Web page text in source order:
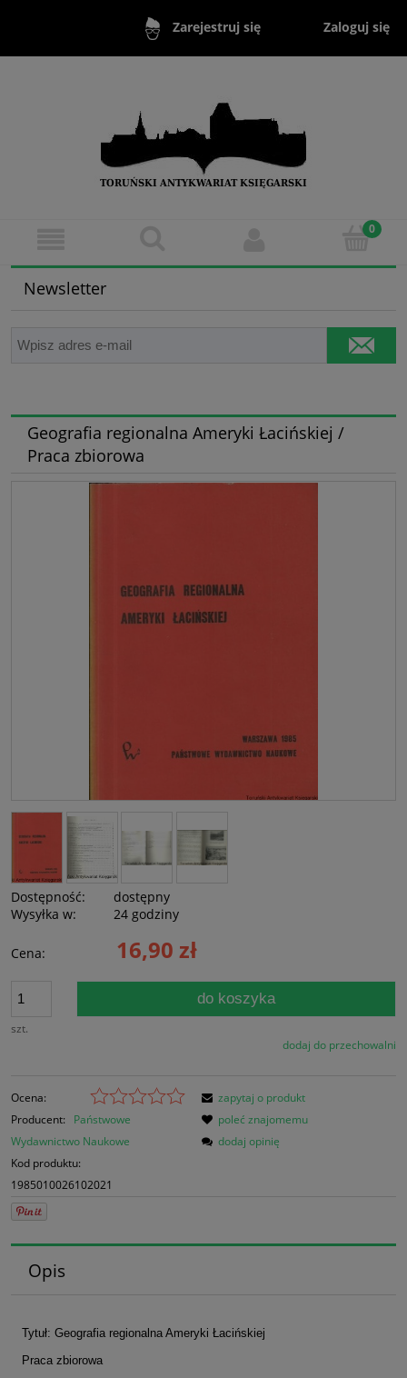
Zarejestruj się Zaloguj się
Newsletter
Geografia regionalna Ameryki Łacińskiej /
Praca zbiorowa
Dostępność:
dostępny
Wysyłka w:
24 godziny
Cena: 16,90 zł
szt.
do koszyka
dodaj do przechowalni
Ocena:
Producent:
Państwowe
Wydawnictwo Naukowe
Kod produktu:
1985010026102021
zapytaj o produkt
poleć znajomemu
dodaj opinię
Opis
Tytuł: Geografia regionalna Ameryki Łacińskiej
Praca zbiorowa